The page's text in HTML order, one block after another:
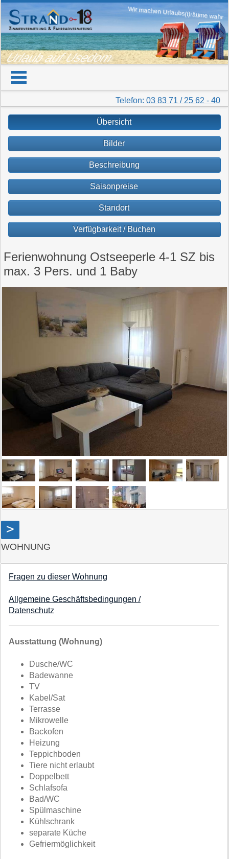
Wir machen Urlaubs(t)räume wahr
Urlaub auf Usedom
Telefon: 03 83 71 / 25 62 - 40
Übersicht
Bilder
Beschreibung
Saisonpreise
Standort
Verfügbarkeit / Buchen
Ferienwohnung Ostseeperle 4-1 SZ bis
max. 3 Pers. und 1 Baby
>
WOHNUNG
Fragen zu dieser Wohnung
Allgemeine Geschäftsbedingungen /
Datenschutz
Ausstattung (Wohnung)
Dusche/WC
Badewanne
TV
Kabel/Sat
Terrasse
Mikrowelle
Backofen
Heizung
Teppichboden
Tiere nicht erlaubt
Doppelbett
Schlafsofa
Bad/WC
Spülmaschine
Kühlschrank
separate Küche
Gefriermöglichkeit